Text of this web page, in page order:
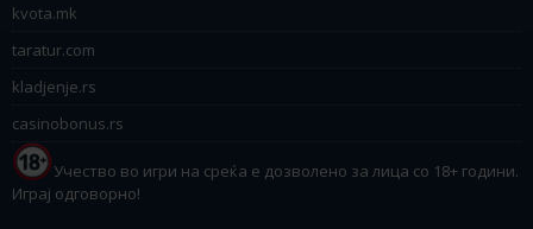
kvota.mk
taratur.com
kladjenje.rs
casinobonus.rs
Учество во игри на среќа е дозволено за лица со 18+ години.
Играј одговорно!